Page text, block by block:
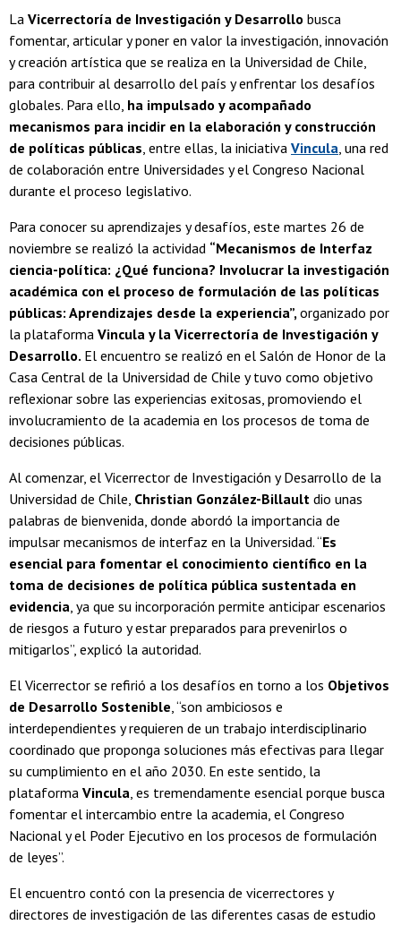
La Vicerrectoría de Investigación y Desarrollo busca
fomentar, articular y poner en valor la investigación, innovación
y creación artística que se realiza en la Universidad de Chile,
para contribuir al desarrollo del país y enfrentar los desafíos
globales. Para ello, ha impulsado y acompañado
mecanismos para incidir en la elaboración y construcción
de políticas públicas , entre ellas, la iniciativa Vincula , una red
de colaboración entre Universidades y el Congreso Nacional
durante el proceso legislativo.
Para conocer su aprendizajes y desafíos, este martes 26 de
noviembre se realizó la actividad “Mecanismos de Interfaz
ciencia-política: ¿Qué funciona? Involucrar la investigación
académica con el proceso de formulación de las políticas
públicas: Aprendizajes desde la experiencia”, organizado por
la plataforma Vincula y la Vicerrectoría de Investigación y
Desarrollo. El encuentro se realizó en el Salón de Honor de la
Casa Central de la Universidad de Chile y tuvo como objetivo
reflexionar sobre las experiencias exitosas, promoviendo el
involucramiento de la academia en los procesos de toma de
decisiones públicas.
Al comenzar, el Vicerrector de Investigación y Desarrollo de la
Universidad de Chile, Christian González-Billault dio unas
palabras de bienvenida, donde abordó la importancia de
impulsar mecanismos de interfaz en la Universidad. “Es
esencial para fomentar el conocimiento científico en la
toma de decisiones de política pública sustentada en
evidencia , ya que su incorporación permite anticipar escenarios
de riesgos a futuro y estar preparados para prevenirlos o
mitigarlos”, explicó la autoridad.
El Vicerrector se refirió a los desafíos en torno a los Objetivos
de Desarrollo Sostenible , “son ambiciosos e
interdependientes y requieren de un trabajo interdisciplinario
coordinado que proponga soluciones más efectivas para llegar
su cumplimiento en el año 2030. En este sentido, la
plataforma Vincula , es tremendamente esencial porque busca
fomentar el intercambio entre la academia, el Congreso
Nacional y el Poder Ejecutivo en los procesos de formulación
de leyes”.
El encuentro contó con la presencia de vicerrectores y
directores de investigación de las diferentes casas de estudio